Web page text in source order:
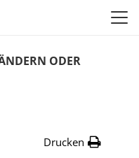
ODER
Drucken